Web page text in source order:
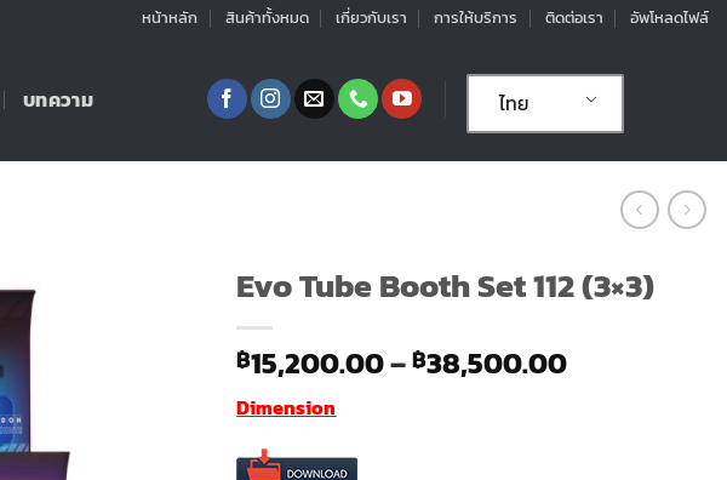
หน้าหลัก สินค้าทั้งหมด เกี่ยวกับเรา การให้บริการ ติดต่อเรา อัพโหลดไฟล์
บทความ ไทย
Evo Tube Booth Set 112 (3×3)
฿15,200.00– ฿38,500.00Price
Dimension